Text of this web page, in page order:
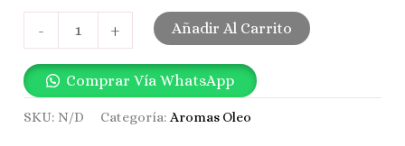
- + Añadir Al Carrito
Comprar Vía WhatsApp
SKU: N/D Categoría:Aromas Oleo